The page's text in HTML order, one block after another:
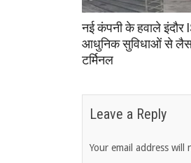
नई कंपनी के हवाले इंदौर
आधुनिक सुविधाओं से लैस
टर्मिनल
Leave a Reply
Your email address will